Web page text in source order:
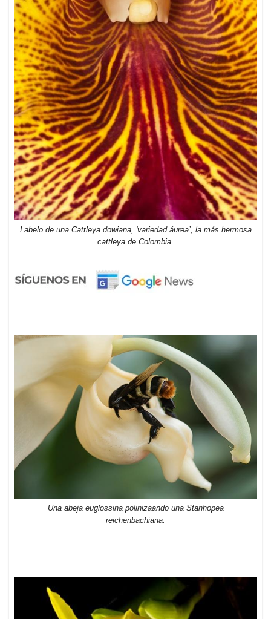
Labelo de una Cattleya dowiana, 'variedad áurea’, la más hermosa
cattleya de Colombia.
Una abeja euglossina polinizaando una Stanhopea
reichenbachiana.